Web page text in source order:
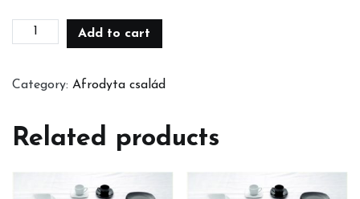
30,5cm-
Add to cart
Category: Afrodyta család
Related products